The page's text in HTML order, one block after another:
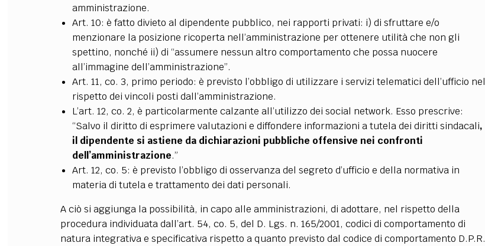
amministrazione.
Art. 10: è fatto divieto al dipendente pubblico, nei rapporti privati: i) di sfruttare e/o
menzionare la posizione ricoperta nell’amministrazione per ottenere utilità che non gli
spettino, nonché ii) di “assumere nessun altro comportamento che possa nuocere
all’immagine dell’amministrazione”.
Art. 11, co. 3, primo periodo: è previsto l’obbligo di utilizzare i servizi telematici dell’ufficio nel
rispetto dei vincoli posti dall’amministrazione.
L’art. 12, co. 2, è particolarmente calzante all’utilizzo dei social network. Esso prescrive:
“Salvo il diritto di esprimere valutazioni e diffondere informazioni a tutela dei diritti sindacali,
il dipendente si astiene da dichiarazioni pubbliche offensive nei confronti
dell’amministrazione.”
Art. 12, co. 5: è previsto l’obbligo di osservanza del segreto d’ufficio e della normativa in
materia di tutela e trattamento dei dati personali.
A ciò si aggiunga la possibilità, in capo alle amministrazioni, di adottare, nel rispetto della
procedura individuata dall’art. 54, co. 5, del D. Lgs. n. 165/2001, codici di comportamento di
natura integrativa e specificativa rispetto a quanto previsto dal codice di comportamento D.P.R.